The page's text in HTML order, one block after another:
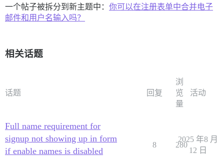
一个帖子被拆分到新主题中： 你可以在注册表单中合并电子
邮件和用户名输入吗？
相关话题
话题 回复
浏
览
量
活动
Full name requirement for
signup not showing up in form
if enable names is disabled
8 280
2025 年8 月
12 日